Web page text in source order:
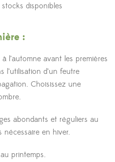
disponibles
:
l’automne avant les premières
l’utilisation d’un feutre
Choisissez une
abondants et réguliers au
nécessaire en hiver.
printemps.